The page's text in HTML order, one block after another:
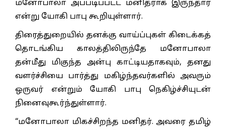
மனோபாலா அப்படிப்பட்ட மனிதராக இருந்தார்
என்று யோகி பாபு கூறியுள்ளார்.
திரைத்துறையில் தனக்கு வாய்ப்புகள் கிடைக்கத்
தொடங்கிய காலத்திலிருந்தே மனோபாலா
தன்மீது மிகுந்த அன்பு காட்டியதாகவும், தனது
வளர்ச்சியை பார்த்து மகிழ்ந்தவர்களில் அவரும்
ஒருவர் என்றும் யோகி பாபு நெகிழ்ச்சியுடன்
நினைவுகூர்ந்துள்ளார்.
“மனோபாலா மிகச்சிறந்த மனிதர். அவரை தமிழ்